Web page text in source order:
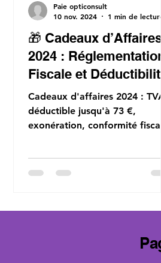
🎁 Cadeaux d’Affaires
2024 : Réglementation
Fiscale et Déductibilité
🎁
Cadeaux d'affaires 2024 : TVA
déductible jusqu'à 73 €,
exonération, conformité
Paie opticonsult
10 nov. 2024
1 min de lecture